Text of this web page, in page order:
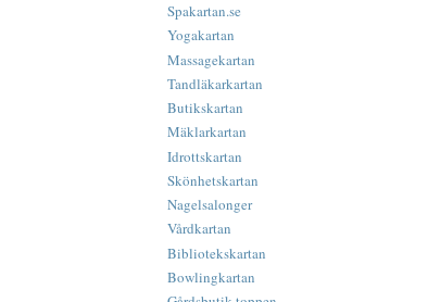
Spakartan.se
Yogakartan
Massagekartan
Tandläkarkartan
Butikskartan
Mäklarkartan
Idrottskartan
Skönhetskartan
Nagelsalonger
Vårdkartan
Bibliotekskartan
Bowlingkartan